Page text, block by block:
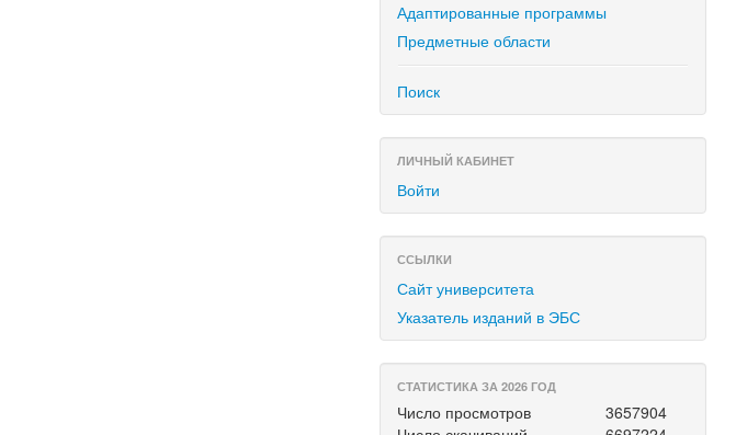
Адаптированные программы
Предметные области
Поиск
ЛИЧНЫЙ КАБИНЕТ
Войти
ССЫЛКИ
Сайт университета
Указатель изданий в ЭБС
СТАТИСТИКА ЗА 2026 ГОД
Число просмотров
3657904